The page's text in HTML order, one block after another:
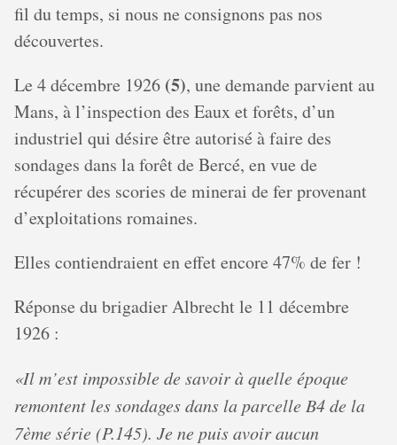
fil du temps, si nous ne consignons pas nos
découvertes.
Le 4 décembre 1926 (5), une demande parvient au
Mans, à l’inspection des Eaux et forêts, d’un
industriel qui désire être autorisé à faire des
sondages dans la forêt de Bercé, en vue de
récupérer des scories de minerai de fer provenant
d’exploitations romaines.
Elles contiendraient en effet encore 47% de fer !
Réponse du brigadier Albrecht le 11 décembre
1926 :
«Il m’est impossible de savoir à quelle époque
remontent les sondages dans la parcelle B4 de la
7ème série (P.145). Je ne puis avoir aucun